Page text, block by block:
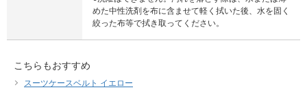
めた中性洗剤を布に含ませて軽く拭いた後、水を固く
絞った布等で拭き取ってください。
こちらもおすすめ
スーツケースベルト イエロー